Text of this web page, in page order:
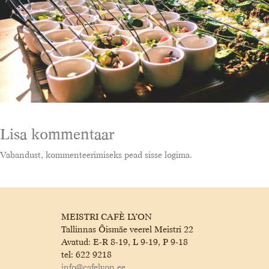
Lisa kommentaar
Vabandust, kommenteerimiseks pead sisse logima.
MEISTRI CAFÈ LYON
Tallinnas Õismäe veerel Meistri 22
Avatud: E-R 8-19, L 9-19, P 9-18
tel: 622 9218